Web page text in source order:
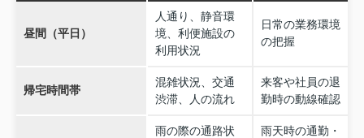
昼間（平日）
人通り、静音環
境、利便施設の
利用状況
日常の業務環境
の把握
帰宅時間帯
混雑状況、交通
渋滞、人の流れ
来客や社員の退
勤時の動線確認
雨の際の通路状
雨天時の通勤・